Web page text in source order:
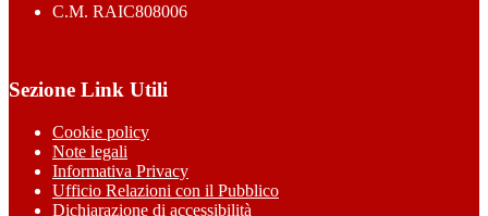
C.M. RAIC808006
Sezione Link Utili
Cookie policy
Note legali
Informativa Privacy
Ufficio Relazioni con il Pubblico
Dichiarazione di accessibilità